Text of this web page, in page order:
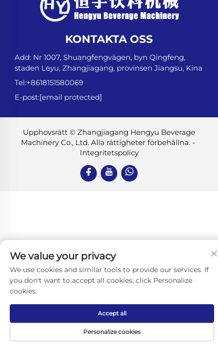
KONTAKTA OSS
Add: Nr 1007, Shuangfengvägen, byn Qingfeng,
staden Leyu, Zhangjiagang, provinsen Jiangsu, Kina
Tel:+8618151580069
E-post:[email protected]
Upphovsrätt © Zhangjiagang Hengyu Beverage
Machinery Co., Ltd. Alla rättigheter förbehållna. -
Integritetspolicy
We value your privacy
We use cookies and similar tools to provide our services. If
you don't want to accept all cookies, click Personalize
cookies.
Personalize cookies
Accept all